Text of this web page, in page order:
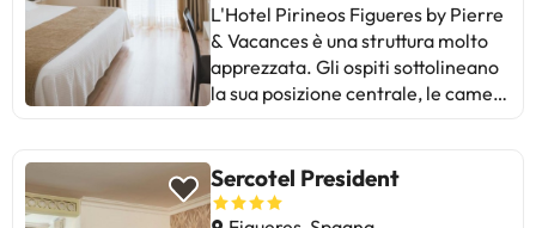
L'Hotel Pirineos Figueres by Pierre
& Vacances è una struttura molto
apprezzata. Gli ospiti sottolineano
la sua posizione centrale, le camere
personale è attento e cordiale.
Alcuni ospiti segnalano che il
Sercotel President